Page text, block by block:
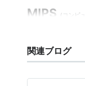
MIPS ( コンピ
の。
million
関連ブログ